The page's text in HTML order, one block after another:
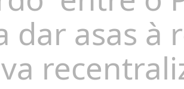
dar asas à